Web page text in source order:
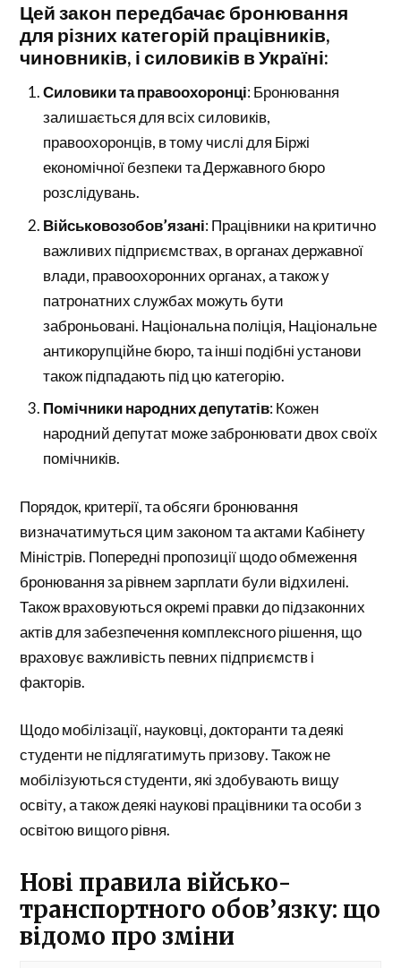
Цей закон передбачає бронювання
для різних категорій працівників,
чиновників, і силовиків в Україні:
Силовики та правоохоронці: Бронювання
залишається для всіх силовиків,
правоохоронців, в тому числі для Біржі
економічної безпеки та Державного бюро
розслідувань.
Військовозобов’язані: Працівники на критично
важливих підприємствах, в органах державної
влади, правоохоронних органах, а також у
патронатних службах можуть бути
заброньовані. Національна поліція, Національне
антикорупційне бюро, та інші подібні установи
також підпадають під цю категорію.
Помічники народних депутатів: Кожен
народний депутат може забронювати двох своїх
помічників.
Порядок, критерії, та обсяги бронювання
визначатимуться цим законом та актами Кабінету
Міністрів. Попередні пропозиції щодо обмеження
бронювання за рівнем зарплати були відхилені.
Також враховуються окремі правки до підзаконних
актів для забезпечення комплексного рішення, що
враховує важливість певних підприємств і
факторів.
Щодо мобілізації, науковці, докторанти та деякі
студенти не підлягатимуть призову. Також не
мобілізуються студенти, які здобувають вищу
освіту, а також деякі наукові працівники та особи з
освітою вищого рівня.
Нові правила військо-
транспортного обов’язку: що
відомо про зміни